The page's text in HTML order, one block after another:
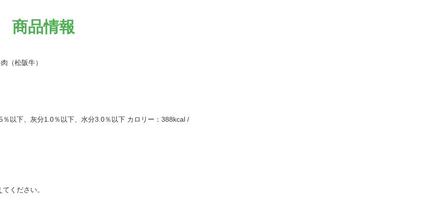
商品情報
（松阪牛）
以下、灰分1.0％以下、水分3.0％以下 カロリー：388kcal /
ください。